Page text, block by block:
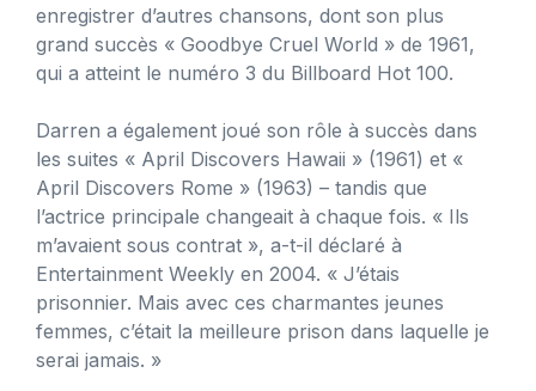
enregistrer d’autres chansons, dont son plus
grand succès « Goodbye Cruel World » de 1961,
qui a atteint le numéro 3 du Billboard Hot 100.
Darren a également joué son rôle à succès dans
les suites « April Discovers Hawaii » (1961) et «
April Discovers Rome » (1963) – tandis que
l’actrice principale changeait à chaque fois. « Ils
m’avaient sous contrat », a-t-il déclaré à
Entertainment Weekly en 2004. « J’étais
prisonnier. Mais avec ces charmantes jeunes
femmes, c’était la meilleure prison dans laquelle je
serai jamais. »